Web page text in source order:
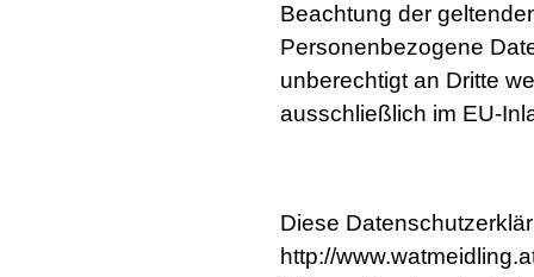
Beachtung der
Personenbezogene
unberechtigt an Dritte
ausschließlich im EU-
Diese
http://